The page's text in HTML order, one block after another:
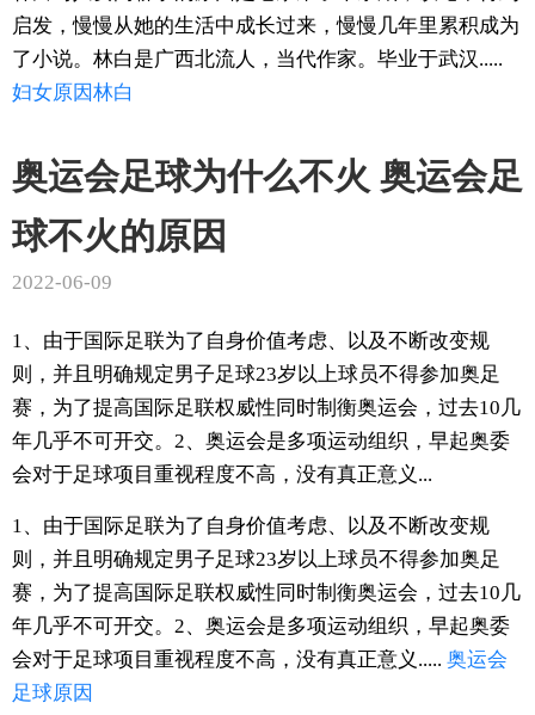
启发，慢慢从她的生活中成长过来，慢慢几年里累积成为
了小说。林白是广西北流人，当代作家。毕业于武汉.....
妇女原因林白
奥运会足球为什么不火 奥运会足
球不火的原因
2022-06-09
1、由于国际足联为了自身价值考虑、以及不断改变规
则，并且明确规定男子足球23岁以上球员不得参加奥足
赛，为了提高国际足联权威性同时制衡奥运会，过去10几
年几乎不可开交。2、奥运会是多项运动组织，早起奥委
会对于足球项目重视程度不高，没有真正意义...
1、由于国际足联为了自身价值考虑、以及不断改变规
则，并且明确规定男子足球23岁以上球员不得参加奥足
赛，为了提高国际足联权威性同时制衡奥运会，过去10几
年几乎不可开交。2、奥运会是多项运动组织，早起奥委
会对于足球项目重视程度不高，没有真正意义..... 奥运会
足球原因